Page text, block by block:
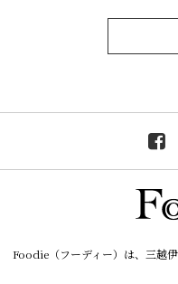
Foodie（フーディー）は、三越